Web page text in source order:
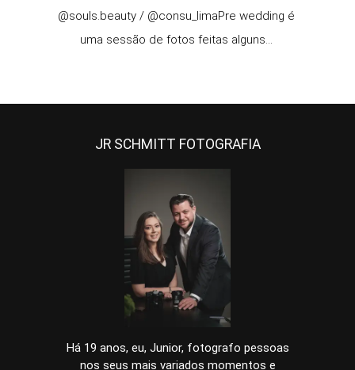
@souls.beauty / @consu_limaPre wedding é
uma sessão de fotos feitas alguns...
JR SCHMITT FOTOGRAFIA
Há 19 anos, eu, Junior, fotografo pessoas
nos seus mais variados momentos e